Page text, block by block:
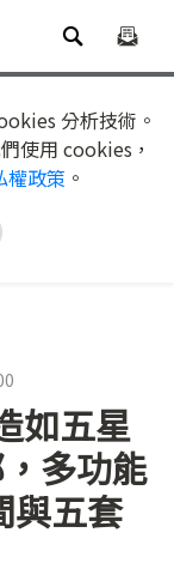
分析技術。
使用 cookies，
權政策 。
如五星
多功能
與五套